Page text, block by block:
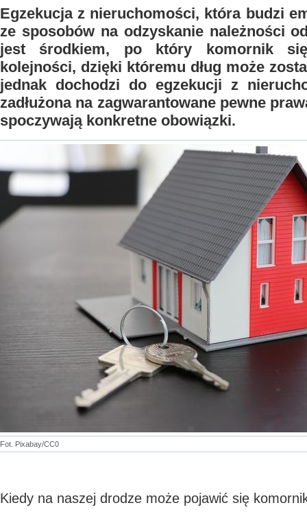
Egzekucja z nieruchomości, która budzi
ze sposobów na odzyskanie należności
jest środkiem, po który komornik
kolejności, dzięki któremu dług może
jednak dochodzi do egzekucji z
zadłużona na zagwarantowane pewne
spoczywają konkretne obowiązki.
Fot. Pixabay/CC0
Kiedy na naszej drodze może pojawić się